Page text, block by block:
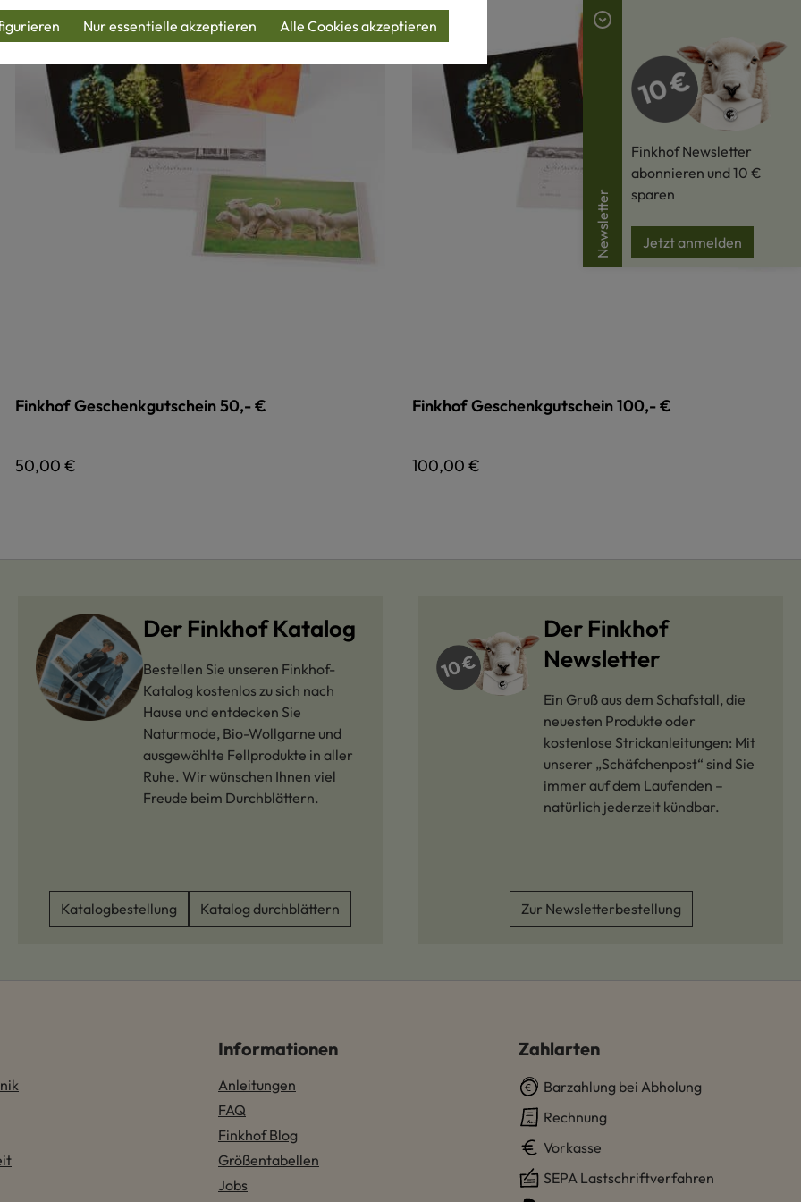
Finkhof Geschenkgutschein 50,- €
Regulärer Preis:
50,00 €
Finkhof Geschenkgutschein 100,- €
Regulärer Preis:
100,00 €
Der Finkhof Katalog
Bestellen Sie unseren Finkhof-
Katalog kostenlos zu sich nach
Hause und entdecken Sie
Naturmode, Bio-Wollgarne und
ausgewählte Fellprodukte in aller
Ruhe. Wir wünschen Ihnen viel
Freude beim Durchblättern.
Katalogbestellung Katalog durchblättern
Der Finkhof
Newsletter
Ein Gruß aus dem Schafstall, die
neuesten Produkte oder
kostenlose Strickanleitungen: Mit
unserer „Schäfchenpost“ sind Sie
immer auf dem Laufenden –
natürlich jederzeit kündbar.
Zur Newsletterbestellung
Informationen
Anleitungen
FAQ
Finkhof Blog
Größentabellen
Jobs
Zahlarten
Barzahlung bei Abholung
Rechnung
Vorkasse
SEPA Lastschriftverfahren
Newsletter
Finkhof Newsletter
abonnieren und 10 €
sparen
Jetzt anmelden
Nur essentielle akzeptieren Alle Cookies akzeptieren